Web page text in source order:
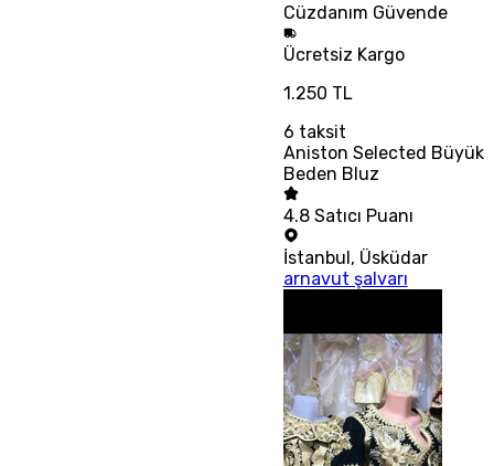
Cüzdanım Güvende
Ücretsiz Kargo
1.250 TL
6 taksit
Aniston Selected Büyük
Beden Bluz
4.8 Satıcı Puanı
İstanbul, Üsküdar
arnavut şalvarı